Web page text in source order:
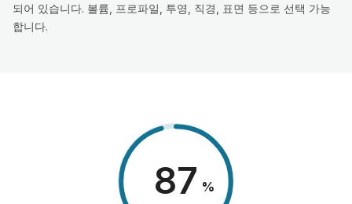
되어 있습니다. 볼륨, 프로파일, 투영, 직경, 표면 등으로 선택 가능
합니다.
98 %